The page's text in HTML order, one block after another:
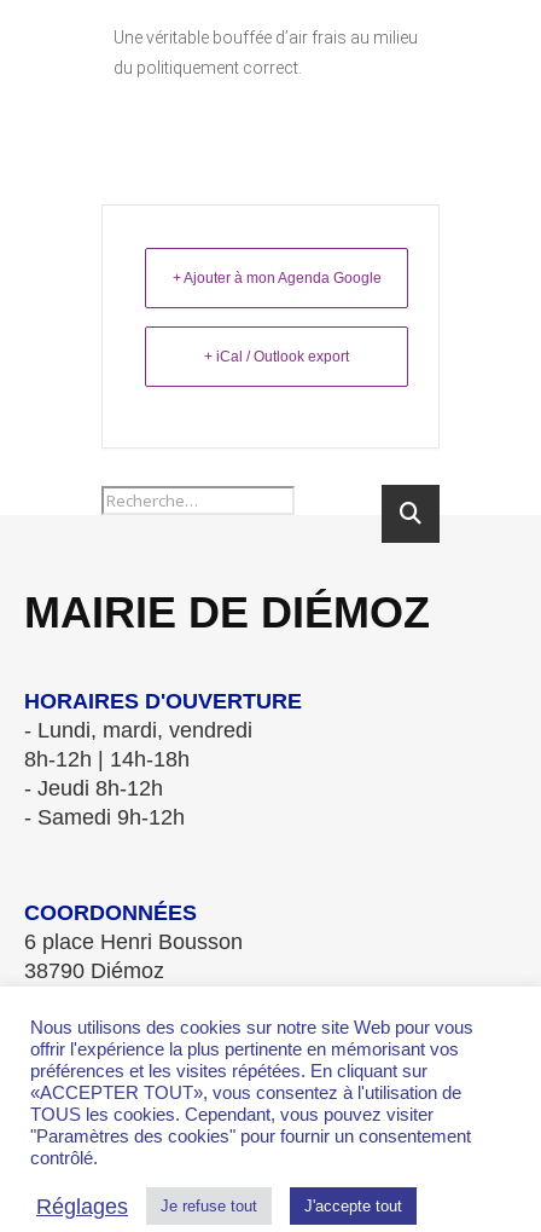
Une véritable bouffée d’air frais au milieu
du politiquement correct.
+ Ajouter à mon Agenda Google
+ iCal / Outlook export
MAIRIE DE DIÉMOZ
HORAIRES D'OUVERTURE
- Lundi, mardi, vendredi
8h-12h | 14h-18h
- Jeudi 8h-12h
- Samedi 9h-12h
COORDONNÉES
6 place Henri Bousson
38790 Diémoz
Fax 04.78.96.28.84
mairie-diemoz@wanadoo.fr
2026 Mairie de Diemoz ©
Thème Ashe par
WP Royal .
Nous utilisons des cookies sur notre site Web pour vous
offrir l'expérience la plus pertinente en mémorisant vos
préférences et les visites répétées. En cliquant sur
«ACCEPTER TOUT», vous consentez à l'utilisation de
TOUS les cookies. Cependant, vous pouvez visiter
"Paramètres des cookies" pour fournir un consentement
contrôlé.
Réglages Je refuse tout J'accepte tout